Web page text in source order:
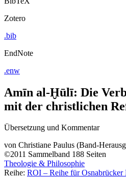
Amīn al-Ḫūlī: Die
vonChristiane Paulus (Band-
©2011 Sammelband 188 Seiten
Theologie & Philosophie